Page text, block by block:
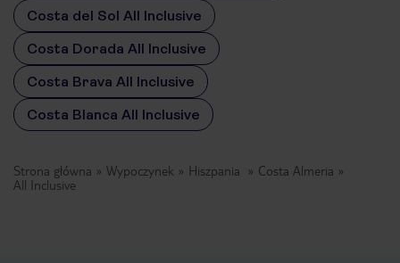
Costa del Sol All Inclusive
Costa Dorada All Inclusive
Costa Brava All Inclusive
Costa Blanca All Inclusive
Strona główna Wypoczynek Hiszpania
Costa Almeria
All Inclusive